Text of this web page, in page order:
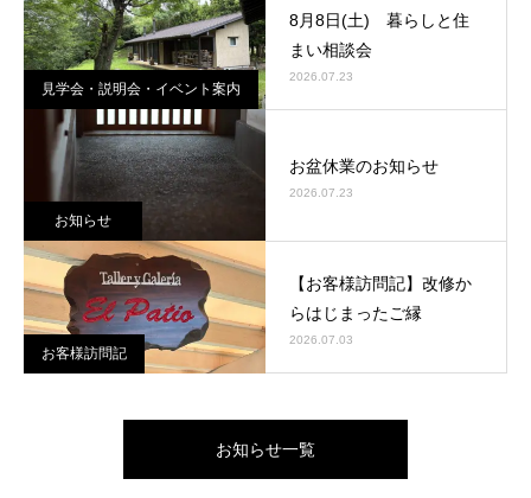
見学会・説明会・イベント案内
8月8日(土) 暮らしと住
まい相談会
2026.07.23
お知らせ
お盆休業のお知らせ
2026.07.23
お客様訪問記
【お客様訪問記】改修か
らはじまったご縁
2026.07.03
お知らせ一覧